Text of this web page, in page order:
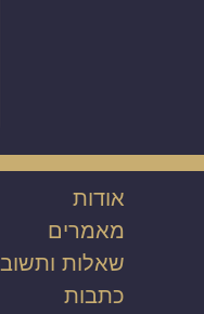
אודות
מאמרים
שאלות
כתבות